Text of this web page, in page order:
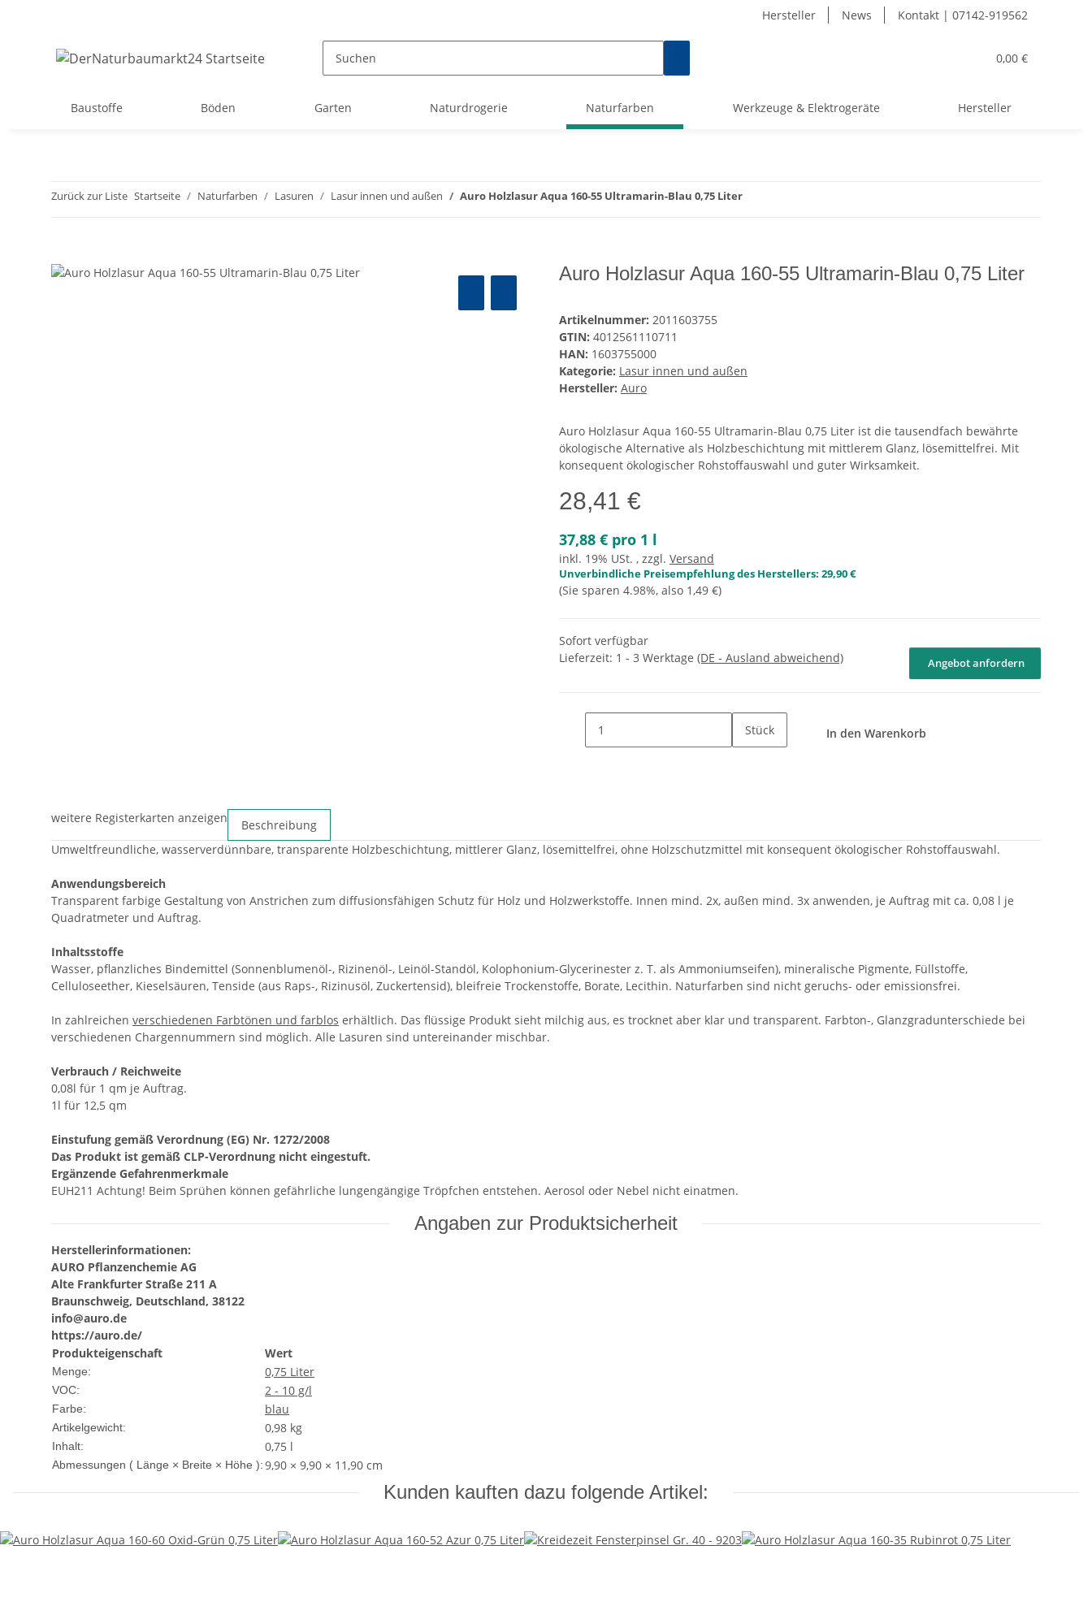
Hersteller News Kontakt | 07142-919562
0,00 €
Baustoffe Böden Garten Naturdrogerie Naturfarben Werkzeuge & Elektrogeräte Hersteller
Zurück zur Liste Startseite Naturfarben Lasuren Lasur innen und außen Auro Holzlasur Aqua 160-55 Ultramarin-Blau 0,75 Liter
Auro Holzlasur Aqua 160-55 Ultramarin-Blau 0,75 Liter
Artikelnummer: 2011603755
GTIN: 4012561110711
HAN: 1603755000
Kategorie: Lasur innen und außen
Hersteller: Auro
Auro Holzlasur Aqua 160-55 Ultramarin-Blau 0,75 Liter ist die tausendfach bewährte
ökologische Alternative als Holzbeschichtung mit mittlerem Glanz, lösemittelfrei. Mit
konsequent ökologischer Rohstoffauswahl und guter Wirksamkeit.
28,41 €
37,88 € pro 1 l
inkl. 19% USt. , zzgl. Versand
Unverbindliche Preisempfehlung des Herstellers: 29,90 €
(Sie sparen 4.98%, also 1,49 €)
Sofort verfügbar
Lieferzeit: 1 - 3 Werktage (DE - Ausland abweichend) Angebot anfordern
Stück In den Warenkorb
weitere Registerkarten anzeigen
Beschreibung
Umweltfreundliche, wasserverdünnbare, transparente Holzbeschichtung, mittlerer Glanz, lösemittelfrei, ohne Holzschutzmittel mit konsequent ökologischer Rohstoffauswahl.
Anwendungsbereich
Transparent farbige Gestaltung von Anstrichen zum diffusionsfähigen Schutz für Holz und Holzwerkstoffe. Innen mind. 2x, außen mind. 3x anwenden, je Auftrag mit ca. 0,08 l je
Quadratmeter und Auftrag.
Inhaltsstoffe
Wasser, pflanzliches Bindemittel (Sonnenblumenöl-, Rizinenöl-, Leinöl-Standöl, Kolophonium-Glycerinester z. T. als Ammoniumseifen), mineralische Pigmente, Füllstoffe,
Celluloseether, Kieselsäuren, Tenside (aus Raps-, Rizinusöl, Zuckertensid), bleifreie Trockenstoffe, Borate, Lecithin. Naturfarben sind nicht geruchs- oder emissionsfrei.
In zahlreichen verschiedenen Farbtönen und farblos erhältlich. Das flüssige Produkt sieht milchig aus, es trocknet aber klar und transparent. Farbton-, Glanzgradunterschiede bei
verschiedenen Chargennummern sind möglich. Alle Lasuren sind untereinander mischbar.
Verbrauch / Reichweite
0,08l für 1 qm je Auftrag.
1l für 12,5 qm
Einstufung gemäß Verordnung (EG) Nr. 1272/2008
Das Produkt ist gemäß CLP-Verordnung nicht eingestuft.
Ergänzende Gefahrenmerkmale
EUH211 Achtung! Beim Sprühen können gefährliche lungengängige Tröpfchen entstehen. Aerosol oder Nebel nicht einatmen.
Angaben zur Produktsicherheit
Herstellerinformationen:
AURO Pflanzenchemie AG
Alte Frankfurter Straße 211 A
Braunschweig, Deutschland, 38122
info@auro.de
https://auro.de/
Produkteigenschaft
Wert
Menge: 0,75 Liter
VOC: 2 - 10 g/l
Farbe: blau
Artikelgewicht: 0,98 kg
Inhalt: 0,75 l
Abmessungen ( Länge × Breite × Höhe ):9,90 × 9,90 × 11,90 cm
Kunden kauften dazu folgende Artikel: